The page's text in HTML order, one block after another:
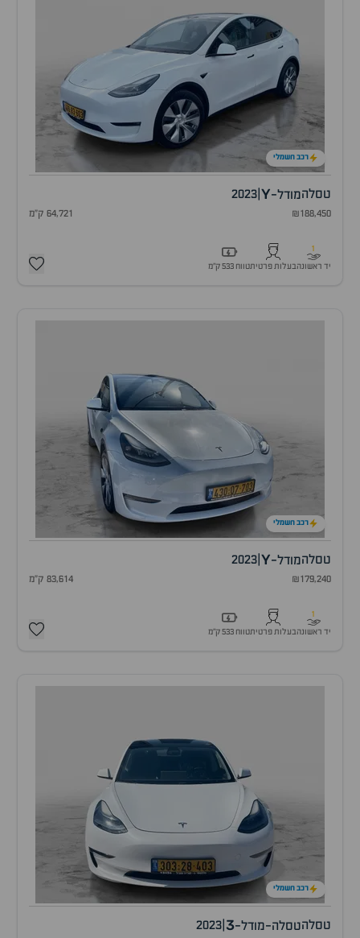
רכב חשמלי
טסלהמודל-Y
2023
₪188,450 64,721 ק"מ
1
יד ראשונהבעלות פרטיתטווח 533 ק״מ
רכב חשמלי
טסלהמודל-Y
2023
₪179,240 83,614 ק"מ
1
יד ראשונהבעלות פרטיתטווח 533 ק״מ
רכב חשמלי
טסלהטסלה-מודל-3
2023